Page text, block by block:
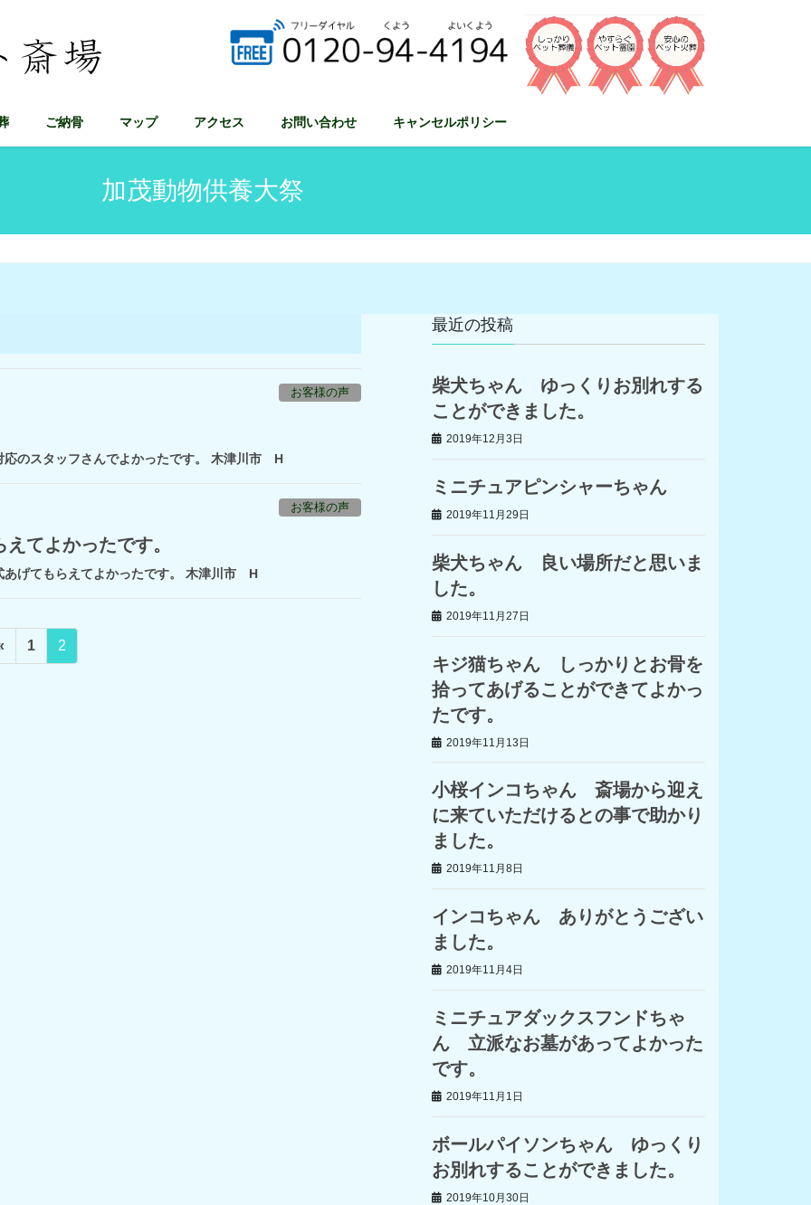
ご納骨 マップ アクセス お問い合わせ キャンセルポリシー
加茂動物供養大祭
お客様の声
応のスタッフさんでよかったです。 木津川市 H
お客様の声
てよかったです。
あげてもらえてよかったです。 木津川市 H
ペ
ー
1
ペ
ー
2
最近の投稿
柴犬ちゃん ゆっくりお別れする
ことができました。
2019年12月3日
ミニチュアピンシャーちゃん
2019年11月29日
柴犬ちゃん 良い場所だと思いま
した。
2019年11月27日
キジ猫ちゃん しっかりとお骨を
拾ってあげることができてよかっ
たです。
2019年11月13日
小桜インコちゃん 斎場から迎え
に来ていただけるとの事で助かり
ました。
2019年11月8日
インコちゃん ありがとうござい
ました。
2019年11月4日
ミニチュアダックスフンドちゃ
ん 立派なお墓があってよかった
です。
2019年11月1日
ボールパイソンちゃん ゆっくり
お別れすることができました。
2019年10月30日